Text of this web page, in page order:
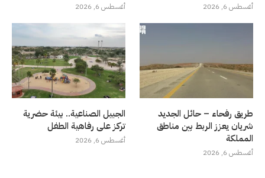
أغسطس 6, 2026 أغسطس 6, 2026
طريق رفحاء – حائل الجديد
شريان يعزز الربط بين مناطق
المملكة
أغسطس 6, 2026
الجبيل الصناعية.. بيئة حضرية
تركز على رفاهية الطفل
أغسطس 6, 2026